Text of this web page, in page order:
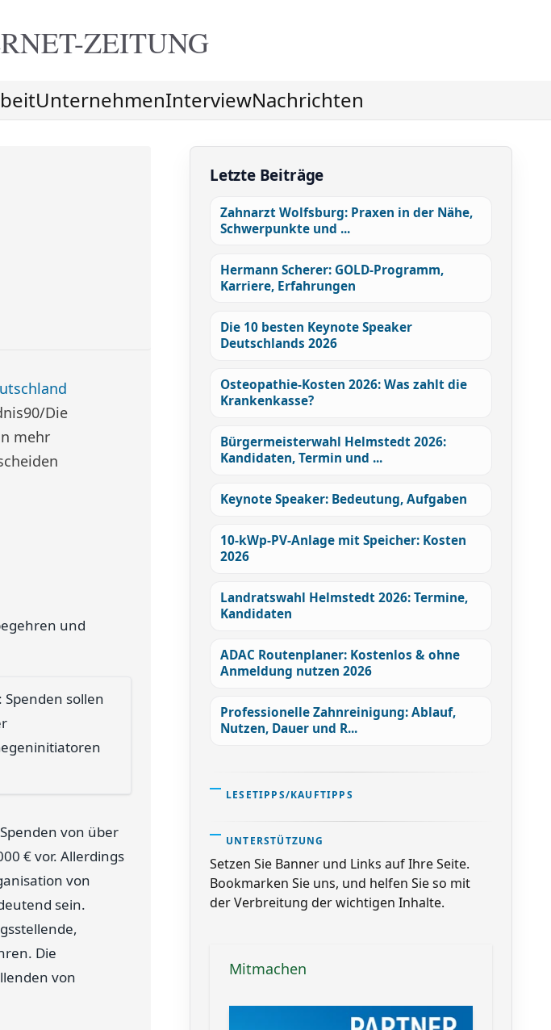
ZEITUNG
UnternehmenInterviewNachrichten
Die
mehr
und
sollen
von über
€ vor. Allerdings
von
sein.
Die
von
Letzte Beiträge
Zahnarzt Wolfsburg: Praxen in der Nähe,
Schwerpunkte und ...
Hermann Scherer: GOLD-Programm,
Karriere, Erfahrungen
Die 10 besten Keynote Speaker
Deutschlands 2026
Osteopathie-Kosten 2026: Was zahlt die
Krankenkasse?
Bürgermeisterwahl Helmstedt 2026:
Kandidaten, Termin und ...
Keynote Speaker: Bedeutung, Aufgaben
10-kWp-PV-Anlage mit Speicher: Kosten
2026
Landratswahl Helmstedt 2026: Termine,
Kandidaten
ADAC Routenplaner: Kostenlos & ohne
Anmeldung nutzen 2026
Professionelle Zahnreinigung: Ablauf,
Nutzen, Dauer und R...
LESETIPPS/KAUFTIPPS
UNTERSTÜTZUNG
Setzen Sie Banner und Links auf Ihre Seite.
Bookmarken Sie uns, und helfen Sie so mit
der Verbreitung der wichtigen Inhalte.
Mitmachen